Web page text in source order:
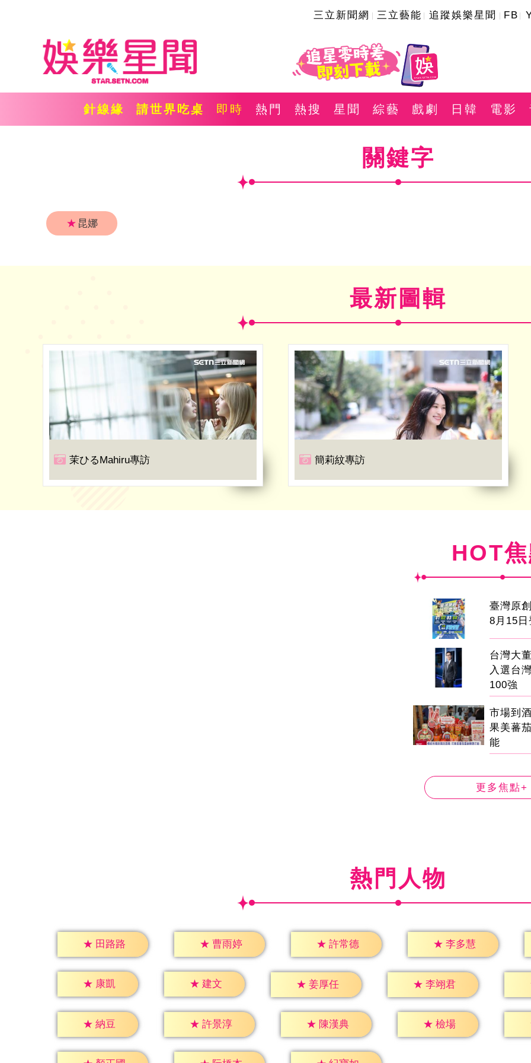
三立新聞網 三立藝能 追蹤娛樂星聞 FB
針線緣 請世界吃桌 即時 熱門 熱搜 星聞 綜藝 戲劇 日韓 電影
關鍵字
★ 昆娜
最新圖輯
茉ひるMahiru專訪 簡莉紋專訪
HOT
臺灣原
8月15
台灣大
入選台
100強
市場到
果美蕃
能
更多焦點+
熱門人物
★ 田路路 ★ 曹雨婷 ★ 許常德 ★ 李多慧
★ 康凱 ★ 建文 ★ 姜厚任 ★ 李翊君
★ 納豆 ★ 許景淳 ★ 陳漢典 ★ 檢場